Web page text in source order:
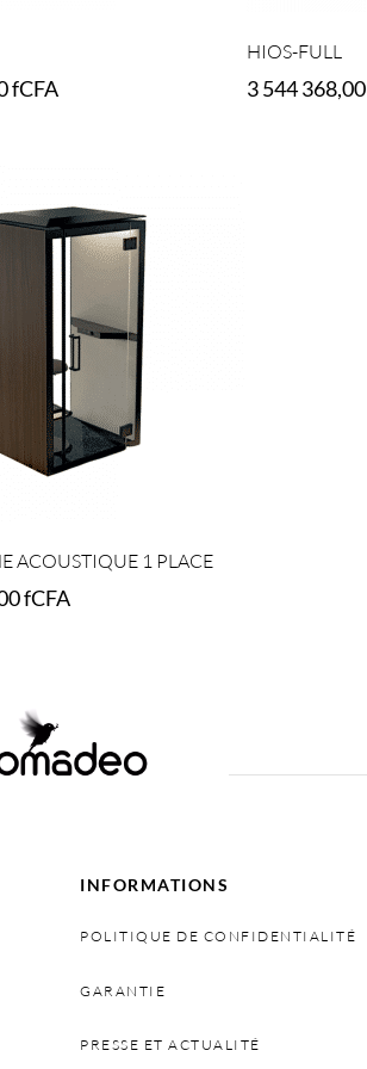
fCFA
HIOS-FULL
3 544 368,00
ACOUSTIQUE 1 PLACE
fCFA
INFORMATIONS
POLITIQUE DE CONFIDENTIALITÉ
GARANTIE
PRESSE ET ACTUALITÉ